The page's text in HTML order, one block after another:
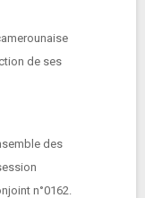
de ses
des
n°0162.